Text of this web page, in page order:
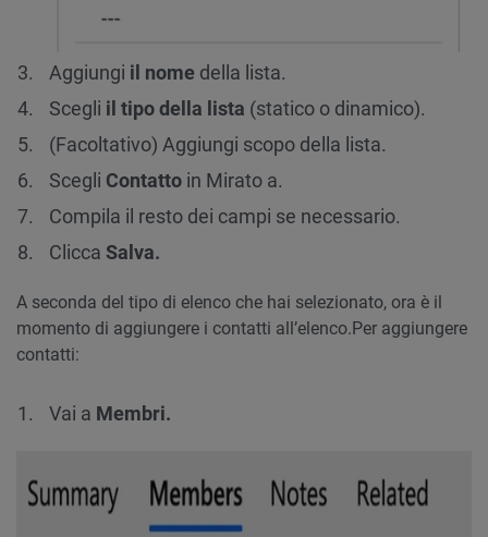
Aggiungi il nome della lista.
Scegli il tipo della lista (statico o dinamico).
(Facoltativo) Aggiungi scopo della lista.
Scegli Contatto in Mirato a.
Compila il resto dei campi se necessario.
Clicca Salva.
A seconda del tipo di elenco che hai selezionato, ora è il
momento di aggiungere i contatti all’elenco.Per aggiungere
contatti:
Vai a Membri.